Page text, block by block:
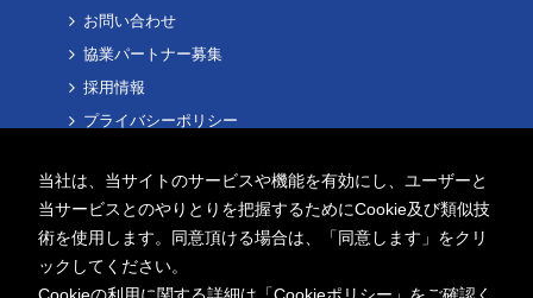
当社は、当サイトのサービスや機能を有効にし、ユーザーと
当サービスとのやりとりを把握するためにCookie及び類似技
術を使用します。同意頂ける場合は、「同意します」をクリ
ックしてください。
Cookieの利用に関する詳細は「Cookieポリシー 」をご確認く
お問い合わせ
協業パートナー募集
採用情報
プライバシーポリシー